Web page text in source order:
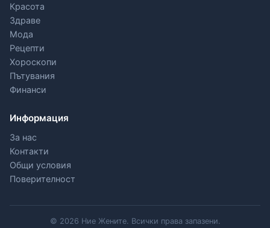
Красота
Здраве
Мода
Рецепти
Хороскопи
Пътувания
Финанси
Информация
За нас
Контакти
Общи условия
Поверителност
© 2026 Ние Жените. Всички права запазени.